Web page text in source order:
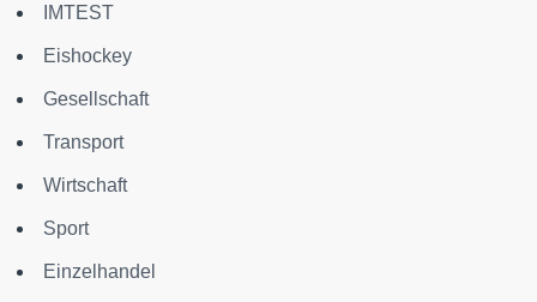
IMTEST
Eishockey
Gesellschaft
Transport
Wirtschaft
Sport
Einzelhandel